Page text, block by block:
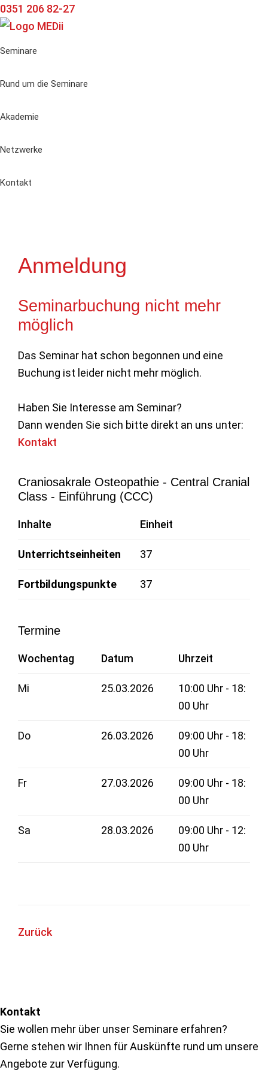
Zur
Hauptnavigation
Zum
Inhalt
Zur
Seitenspalte
0351 206 82-27
Seminare
Rund um die Seminare
Akademie
Netzwerke
Kontakt
Anmeldung
Seminarbuchung nicht mehr
möglich
Das Seminar hat schon begonnen und eine
Buchung ist leider nicht mehr möglich.
Haben Sie Interesse am Seminar?
Dann wenden Sie sich bitte direkt an uns unter:
Kontakt
Craniosakrale Osteopathie - Central Cranial
Class - Einführung (CCC)
Inhalte Einheit
Unterrichtseinheiten 37
Fortbildungspunkte 37
Termine
Wochentag Datum Uhrzeit
Mi 25.03.2026
10:00 Uhr - 18:
00 Uhr
Do 26.03.2026
09:00 Uhr - 18:
00 Uhr
Fr 27.03.2026
09:00 Uhr - 18:
00 Uhr
Sa 28.03.2026
09:00 Uhr - 12:
00 Uhr
Zurück
Kontakt
Sie wollen mehr über unser Seminare erfahren?
Gerne stehen wir Ihnen für Auskünfte rund um unsere
Angebote zur Verfügung.